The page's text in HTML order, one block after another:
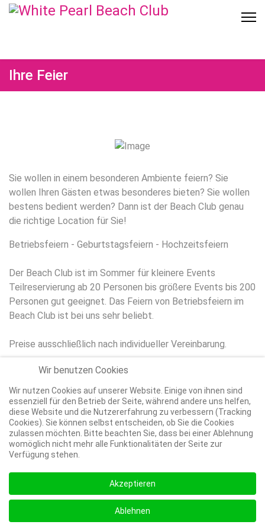
Ihre Feier
Sie wollen in einem besonderen Ambiente feiern? Sie
wollen Ihren Gästen etwas besonderes bieten? Sie wollen
bestens bedient werden? Dann ist der Beach Club genau
die richtige Location für Sie!
Betriebsfeiern - Geburtstagsfeiern - Hochzeitsfeiern
Der Beach Club ist im Sommer für kleinere Events
Teilreservierung ab 20 Personen bis größere Events bis 200
Personen gut geeignet. Das Feiern von Betriebsfeiern im
Beach Club ist bei uns sehr beliebt.
Preise ausschließlich nach individueller Vereinbarung.
© 2026 White Pearl
Impressum
Datenschutz
Wir benutzen Cookies
Wir nutzen Cookies auf unserer Website. Einige von ihnen sind
essenziell für den Betrieb der Seite, während andere uns helfen,
diese Website und die Nutzererfahrung zu verbessern (Tracking
Cookies). Sie können selbst entscheiden, ob Sie die Cookies
zulassen möchten. Bitte beachten Sie, dass bei einer Ablehnung
womöglich nicht mehr alle Funktionalitäten der Seite zur
Verfügung stehen.
Akzeptieren
Ablehnen